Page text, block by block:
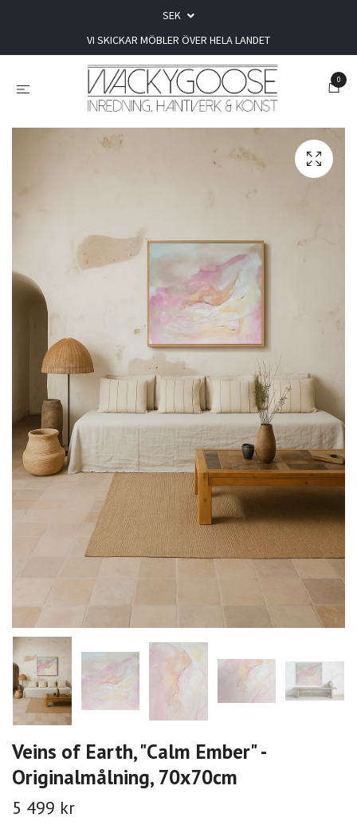
SEK
VI SKICKAR MÖBLER ÖVER HELA LANDET
0
Veins of Earth, "Calm Ember" -
Originalmålning, 70x70cm
5 499 kr